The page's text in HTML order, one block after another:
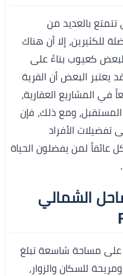
تتمتع بالعديد من
للكثيرين، إلا أن هناك
كعيوب بناءً على
يعتبر البعض أن القرية
المشاريع العقارية،
ومع ذلك، فإن
تفضيلات الأفراد
عائقاً لمن يفضلون الحياة
الشمالي
على مساحة شاسعة تبلغ
للسكان والزوار،